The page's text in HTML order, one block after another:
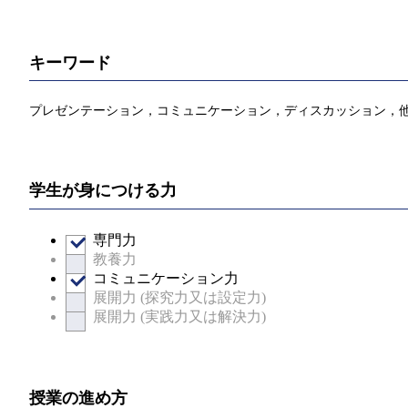
キーワード
プレゼンテーション，コミュニケーション，ディスカッション，
学生が身につける力
専門力
教養力
コミュニケーション力
展開力 (探究力又は設定力)
展開力 (実践力又は解決力)
授業の進め方